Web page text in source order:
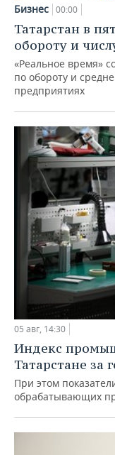
Бизнес 00:00
Татарстан в
обороту и
«Реальное время»
по обороту и
предприятиях
05 авг, 14:30
Индекс
Татарстане за
При этом
обрабатывающих